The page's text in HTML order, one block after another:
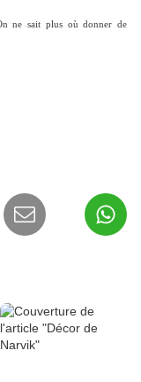
ne sait plus où donner de